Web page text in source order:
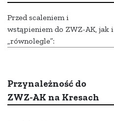
Przed scaleniem i
wstąpieniem do ZWZ-AK, jak i
„równolegle”:
Przynależność do
ZWZ-AK na Kresach